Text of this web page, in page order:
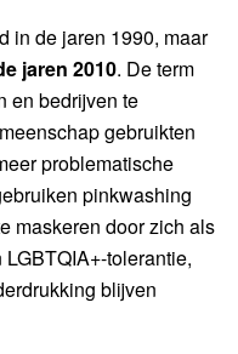
in de jaren 1990, maar
jaren 2010. De term
en bedrijven te
gebruikten
problematische
pinkwashing
maskeren door zich als
tolerantie,
blijven